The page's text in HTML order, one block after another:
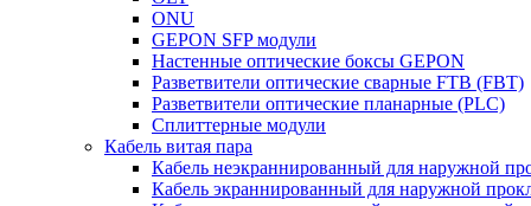
ONU
GEPON SFP модули
Настенные оптические боксы GEPON
Разветвители оптические сварные FTB (FBT)
Разветвители оптические планарные (PLC)
Сплиттерные модули
Кабель витая пара
Кабель неэкраннированный для наружной
Кабель экраннированный для наружной